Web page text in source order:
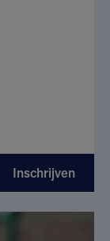
Inschrijven